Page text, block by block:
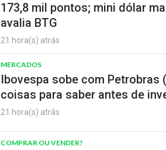
173,8 mil pontos; mini dólar
avalia BTG
21 hora(s) atrás
MERCADOS
Ibovespa sobe com Petrobras
coisas para saber antes de
21 hora(s) atrás
COMPRAR OU VENDER?